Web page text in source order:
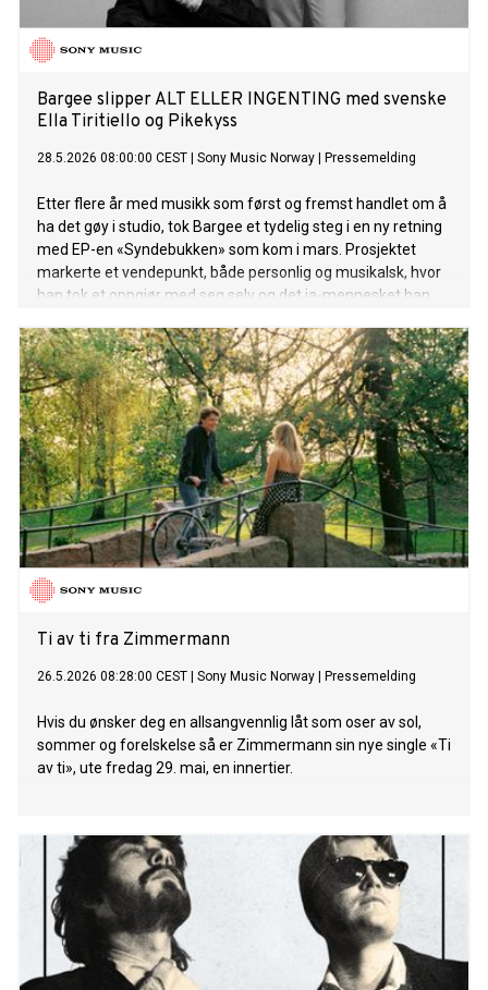
Bargee slipper ALT ELLER INGENTING med svenske
Ella Tiritiello og Pikekyss
28.5.2026 08:00:00 CEST Sony Music Norway Pressemelding
Etter flere år med musikk som først og fremst handlet om å
ha det gøy i studio, tok Bargee et tydelig steg i en ny retning
med EP-en «Syndebukken» som kom i mars. Prosjektet
markerte et vendepunkt, både personlig og musikalsk, hvor
han tok et oppgjør med seg selv og det ja-mennesket han
Ti av ti fra Zimmermann
26.5.2026 08:28:00 CEST Sony Music Norway Pressemelding
Hvis du ønsker deg en allsangvennlig låt som oser av sol,
sommer og forelskelse så er Zimmermann sin nye single «Ti
av ti», ute fredag 29. mai, en innertier.